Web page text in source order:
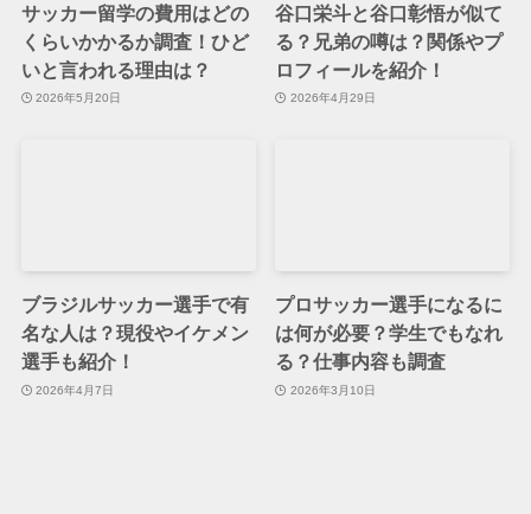
サッカー留学の費用はどの
くらいかかるか調査！ひど
いと言われる理由は？
2026年5月20日
谷口栄斗と谷口彰悟が似て
る？兄弟の噂は？関係やプ
ロフィールを紹介！
2026年4月29日
ブラジルサッカー選手で有
名な人は？現役やイケメン
選手も紹介！
2026年4月7日
プロサッカー選手になるに
は何が必要？学生でもなれ
る？仕事内容も調査
2026年3月10日